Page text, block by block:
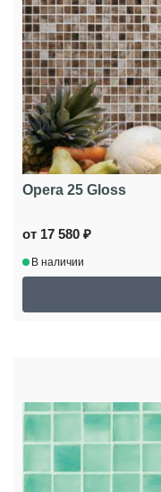
Opera 25 Gloss
от 17 580 ₽
В наличии